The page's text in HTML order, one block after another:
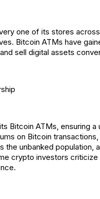
one of its stores
Bitcoin ATMs have
sell digital assets
Bitcoin ATMs, ensuring
on Bitcoin
the unbanked population,
crypto investors